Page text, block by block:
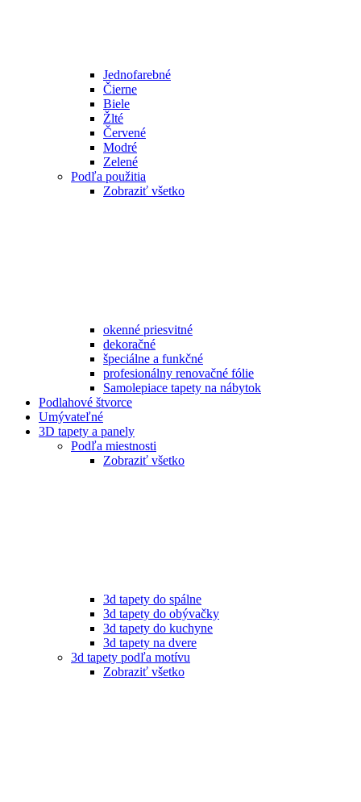
Jednofarebné
Čierne
Biele
Žlté
Červené
Modré
Zelené
Podľa použitia
Zobraziť všetko
okenné priesvitné
dekoračné
špeciálne a funkčné
profesionálny renovačné fólie
Samolepiace tapety na nábytok
Podlahové štvorce
Umývateľné
3D tapety a panely
Podľa miestnosti
Zobraziť všetko
3d tapety do spálne
3d tapety do obývačky
3d tapety do kuchyne
3d tapety na dvere
3d tapety podľa motívu
Zobraziť všetko